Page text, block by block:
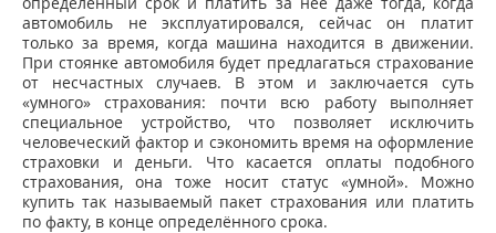
автомобиль не эксплуатировался, сейчас он платит
только за время, когда машина находится в движении.
При стоянке автомобиля будет предлагаться страхование
от несчастных случаев. В этом и заключается суть
«умного» страхования: почти всю работу выполняет
специальное устройство, что позволяет исключить
человеческий фактор и сэкономить время на оформление
страховки и деньги. Что касается оплаты подобного
страхования, она тоже носит статус «умной». Можно
купить так называемый пакет страхования или платить
по факту, в конце определённого срока.